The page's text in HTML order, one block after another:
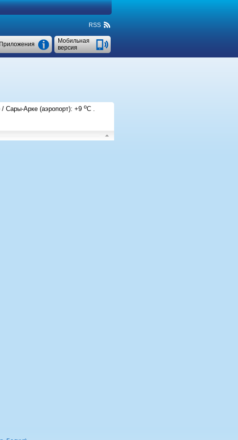
RSS
Мобильная
версия
Приложения
/ Сары-Арке (аэропорт): +9 oC .